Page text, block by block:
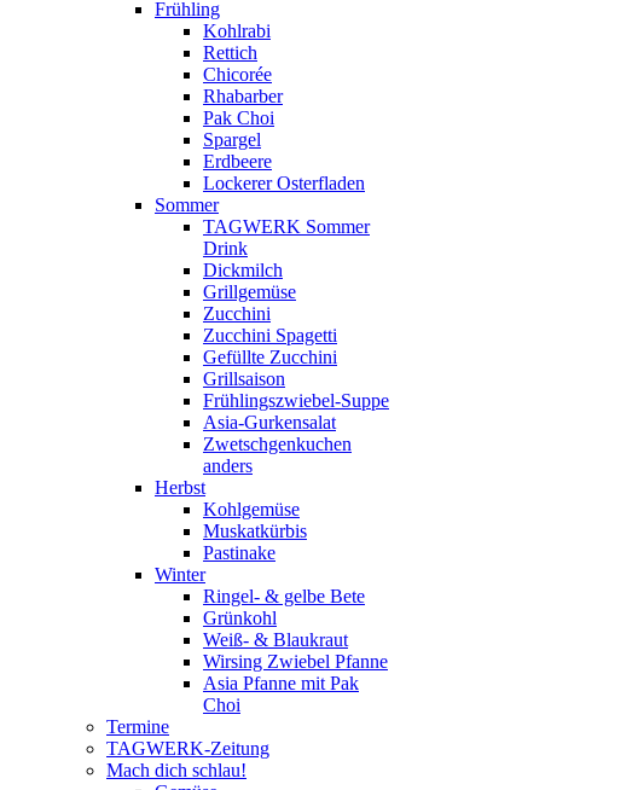
Frühling
Kohlrabi
Rettich
Chicorée
Rhabarber
Pak Choi
Spargel
Erdbeere
Lockerer Osterfladen
Sommer
TAGWERK Sommer
Drink
Dickmilch
Grillgemüse
Zucchini
Zucchini Spagetti
Gefüllte Zucchini
Grillsaison
Frühlingszwiebel-Suppe
Asia-Gurkensalat
Zwetschgenkuchen
anders
Herbst
Kohlgemüse
Muskatkürbis
Pastinake
Winter
Ringel- & gelbe Bete
Grünkohl
Weiß- & Blaukraut
Wirsing Zwiebel Pfanne
Asia Pfanne mit Pak
Choi
Termine
TAGWERK-Zeitung
Mach dich schlau!